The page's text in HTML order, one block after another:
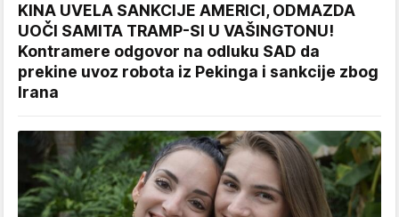
KINA UVELA SANKCIJE AMERICI, ODMAZDA
UOČI SAMITA TRAMP-SI U VAŠINGTONU!
Kontramere odgovor na odluku SAD da
prekine uvoz robota iz Pekinga i sankcije zbog
Irana